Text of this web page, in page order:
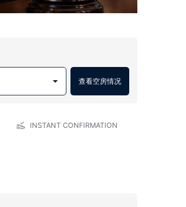
查看空房情况
INSTANT CONFIRMATION